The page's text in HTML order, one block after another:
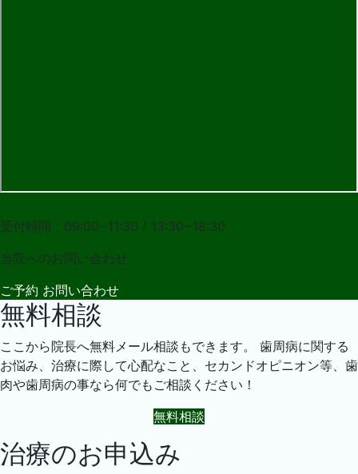
受付時間：09:00~11:30 / 13:30~18:30
当院へのお問い合わせ
ご予約 お問い合わせ
無料相談
ここから院長へ無料メール相談もできます。 歯周病に関する
お悩み、治療に際して心配なこと、セカンドオピニオン等、歯
肉や歯周病の事なら何でもご相談ください！
無料相談
治療のお申込み